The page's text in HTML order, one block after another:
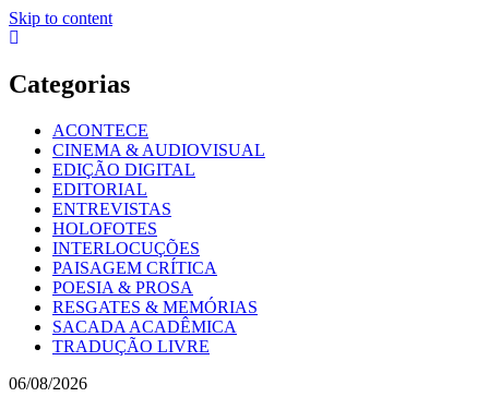
Skip to content
Categorias
ACONTECE
CINEMA & AUDIOVISUAL
EDIÇÃO DIGITAL
EDITORIAL
ENTREVISTAS
HOLOFOTES
INTERLOCUÇÕES
PAISAGEM CRÍTICA
POESIA & PROSA
RESGATES & MEMÓRIAS
SACADA ACADÊMICA
TRADUÇÃO LIVRE
06/08/2026